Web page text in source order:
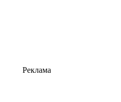
Реклама